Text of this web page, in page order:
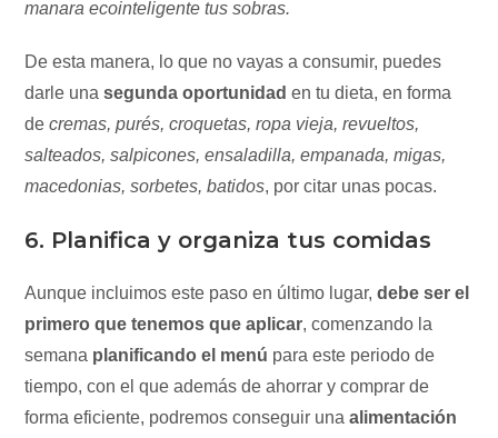
manara ecointeligente tus sobras.
De esta manera, lo que no vayas a consumir, puedes
darle unasegunda oportunidaden tu dieta, en forma
decremas, purés, croquetas, ropa vieja, revueltos,
salteados, salpicones, ensaladilla, empanada, migas,
macedonias, sorbetes, batidos, por citar unas pocas.
6. Planifica y organiza tus comidas
Aunque incluimos este paso en último lugar,debe ser el
primero que tenemos que aplicar, comenzando la
semana planificando el menú para este periodo de
tiempo, con el que además de ahorrar y comprar de
forma eficiente, podremos conseguir unaalimentación